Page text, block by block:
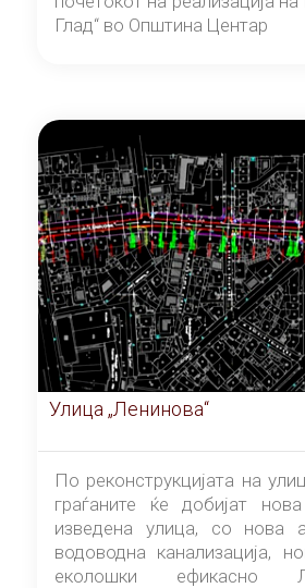
Глад“ во Општина Центар
Улица „Ленинова“
По реконструкцијата на
граѓаните ќе добијат
изведена улица, со нова
водоводна канализација,
еколошки ефикасно